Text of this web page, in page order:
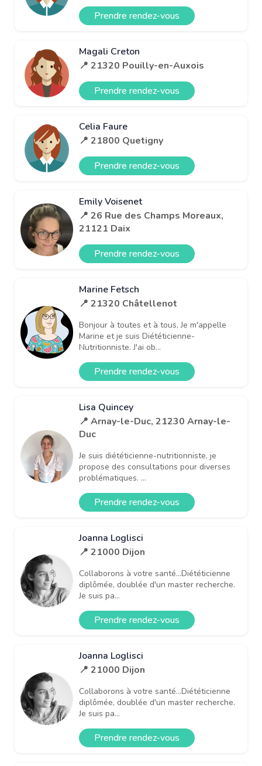
Prendre rendez-vous
Magali Creton
📍 21320 Pouilly-en-Auxois
Prendre rendez-vous
Celia Faure
📍 21800 Quetigny
Prendre rendez-vous
Emily Voisenet
📍 26 Rue des Champs Moreaux,
21121 Daix
Prendre rendez-vous
Marine Fetsch
📍 21320 Châtellenot
Bonjour à toutes et à tous, Je m'appelle
Marine et je suis Diététicienne-
Nutritionniste. J'ai ob...
Prendre rendez-vous
Lisa Quincey
📍 Arnay-le-Duc, 21230 Arnay-le-
Duc
Je suis diététicienne-nutritionniste, je
propose des consultations pour diverses
problématiques. ...
Prendre rendez-vous
Joanna Loglisci
📍 21000 Dijon
Collaborons à votre santé...Diététicienne
diplômée, doublée d'un master recherche.
Je suis pa...
Prendre rendez-vous
Joanna Loglisci
📍 21000 Dijon
Collaborons à votre santé...Diététicienne
diplômée, doublée d'un master recherche.
Je suis pa...
Prendre rendez-vous